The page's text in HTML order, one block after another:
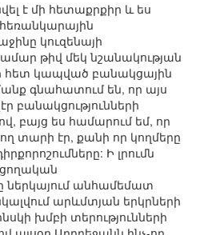
է մի հետաքրքիր և ես
կուզենայի
թիվ մեկ նշանակության
հետ կապված բանակցային
գնահատում են, որ այս
բանակցությունների
բայց ես համարում եմ, որ
տարի էր, քանի որ կողմերը
Ի լրումն
ներկայում անհամեմատ
արևմտյան երկրների
խմբի տերությունների